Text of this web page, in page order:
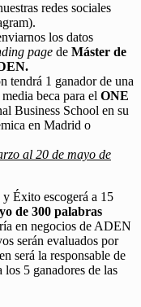
redes sociales
los datos
page de Máster de
tendrá 1 ganador de una
beca para el ONE
Business School en su
en Madrid o
al 20 de mayo de
Éxito escogerá a 15
de 300 palabras
en negocios de ADEN
serán evaluados por
será la responsable de
los 5 ganadores de las